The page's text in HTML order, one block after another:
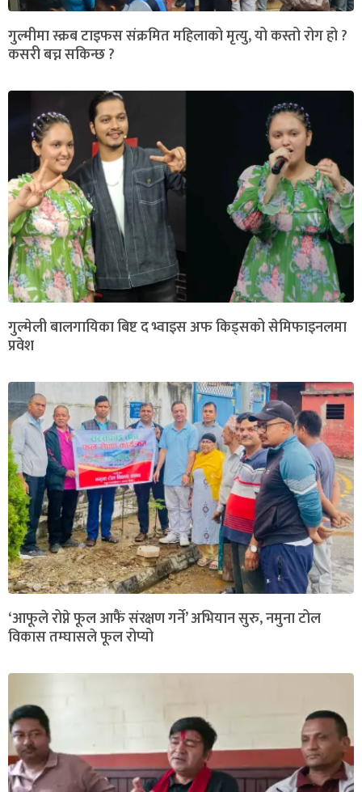
गुल्मीमा स्क्रब टाइफस संक्रमित महिलाको मृत्यु, यो कस्तो रोग हो ?
कसरी बच्न सकिन्छ ?
गुल्मेली बालगायिका बिष्ट द भ्वाइस अफ किड्सको सेमिफाइनलमा
प्रवेश
‘आफूले रोप्ने फूल आफैं संरक्षण गर्ने’ अभियान सुरु, नमुना टोल
विकास तम्घासले फूल रोप्यो